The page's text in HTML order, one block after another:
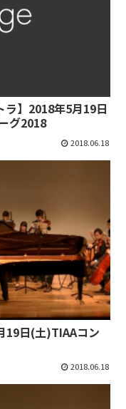
ラ】2018年5月19日
グ2018
2018.06.18
19日(土)TIAAコン
2018.06.18